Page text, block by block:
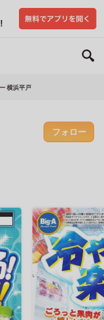
横浜平戸
フォロー